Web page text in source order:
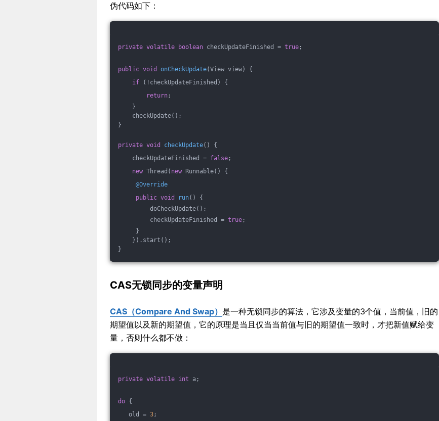
伪代码如下：
private volatile boolean checkUpdateFinished = true;
public void onCheckUpdate(View view)
{
if (!checkUpdateFinished) {
return;
}
checkUpdate();
}
private void checkUpdate()
{
checkUpdateFinished = false;
new Thread( new Runnable() {
@Override
public void run()
{
doCheckUpdate();
checkUpdateFinished = true;
}
}).start();
}
CAS无锁同步的变量声明
CAS（Compare And Swap） 是一种无锁同步的算法，它涉及变量的3个值，当前值，旧的
期望值以及新的期望值，它的原理是当且仅当当前值与旧的期望值一致时，才把新值赋给变
量，否则什么都不做：
private volatile int a;
do {
old = 3;